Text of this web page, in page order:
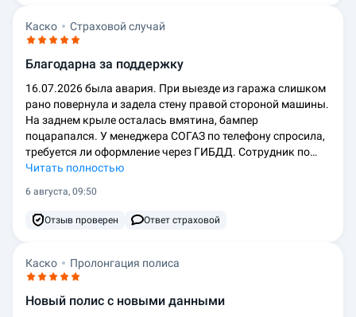
Каско Страховой случай
Благодарна за поддержку
16.07.2026 была авария. При выезде из гаража слишком
рано повернула и задела стену правой стороной машины.
На заднем крыле осталась вмятина, бампер
поцарапался. У менеджера СОГАЗ по телефону спросила,
требуется ли оформление через ГИБДД. Сотрудник по…
Читать полностью
6 августа, 09:50
Отзыв проверен Ответ страховой
Каско Пролонгация полиса
Новый полис с новыми данными